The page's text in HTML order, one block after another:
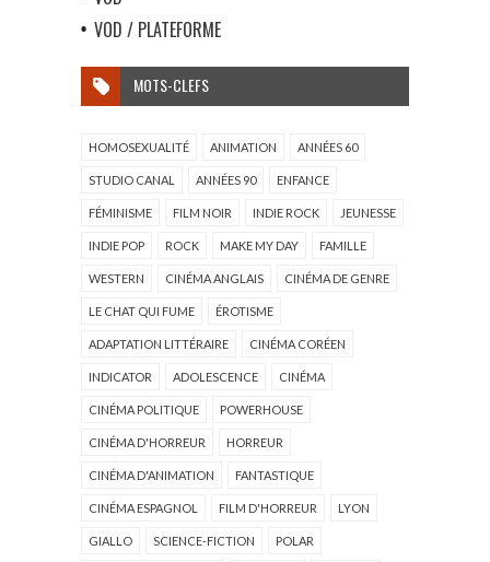
VOD / PLATEFORME
MOTS-CLEFS
HOMOSEXUALITÉ ANIMATION ANNÉES 60
STUDIO CANAL ANNÉES 90 ENFANCE
FÉMINISME FILM NOIR INDIE ROCK JEUNESSE
INDIE POP ROCK MAKE MY DAY FAMILLE
WESTERN CINÉMA ANGLAIS CINÉMA DE GENRE
LE CHAT QUI FUME ÉROTISME
ADAPTATION LITTÉRAIRE CINÉMA CORÉEN
INDICATOR ADOLESCENCE CINÉMA
CINÉMA POLITIQUE POWERHOUSE
CINÉMA D'HORREUR HORREUR
CINÉMA D'ANIMATION FANTASTIQUE
CINÉMA ESPAGNOL FILM D'HORREUR LYON
GIALLO SCIENCE-FICTION POLAR